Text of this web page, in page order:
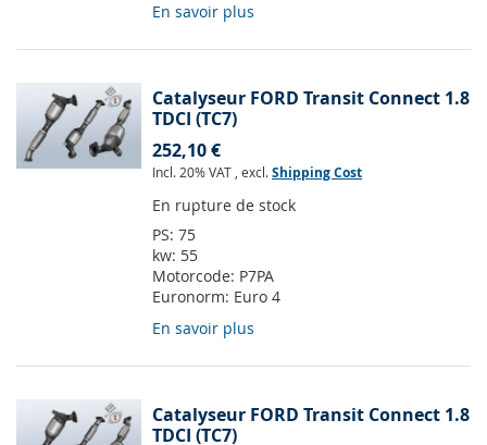
En savoir plus
Catalyseur FORD Transit Connect 1.8
TDCI (TC7)
252,10 €
Incl. 20% VAT , excl.Shipping Cost
En rupture de stock
PS: 75
kw: 55
Motorcode: P7PA
Euronorm: Euro 4
En savoir plus
Catalyseur FORD Transit Connect 1.8
TDCI (TC7)